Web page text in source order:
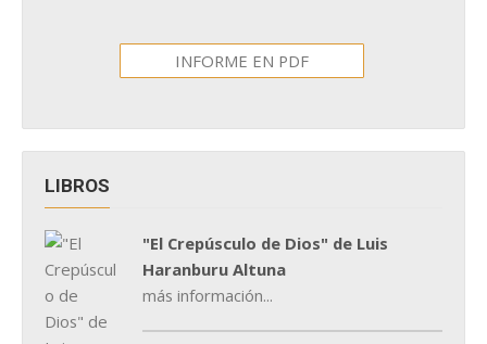
INFORME EN PDF
LIBROS
"El Crepúsculo de Dios" de Luis
Haranburu Altuna
más información...